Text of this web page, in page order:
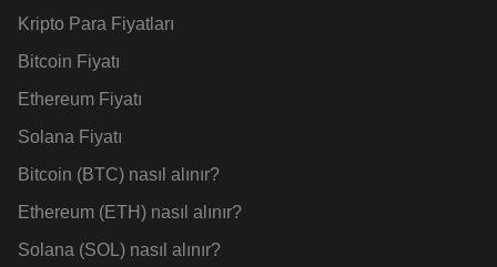
Kripto Para Fiyatları
Bitcoin Fiyatı
Ethereum Fiyatı
Solana Fiyatı
Bitcoin (BTC) nasıl alınır?
Ethereum (ETH) nasıl alınır?
Solana (SOL) nasıl alınır?